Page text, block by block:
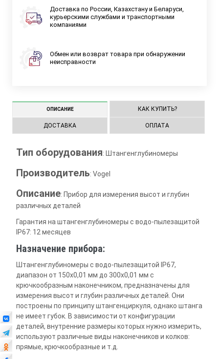
Доставка по России, Казахстану и Беларуси,
курьерскими службами и транспортными
компаниями
Обмен или возврат товара при обнаружении
неисправности
ОПИСАНИЕ КАК КУПИТЬ?
ДОСТАВКА ОПЛАТА
Тип оборудования: Штангенглубиномеры
Производитель: Vogel
Описание: Прибор для измерения высот и глубин
различных деталей
Гарантия на штангенглубиномеры с водо-пылезащитой
IP67: 12 месяцев
Назначение прибора:
Штангенглубиномеры с водо-пылезащитой IP67,
диапазон от 150х0,01 мм до 300х0,01 мм с
крючкообразным наконечником, предназначены для
измерения высот и глубин различных деталей. Они
построены по принципу штангенциркуля, однако штанга
не имеет губок. В зависимости от конфигурации
деталей, внутренние размеры которых нужно измерить,
используют различные виды наконечников и колков:
прямые, крючкообразные и т.д.